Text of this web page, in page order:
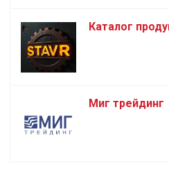
Каталог
Миг трейдинг